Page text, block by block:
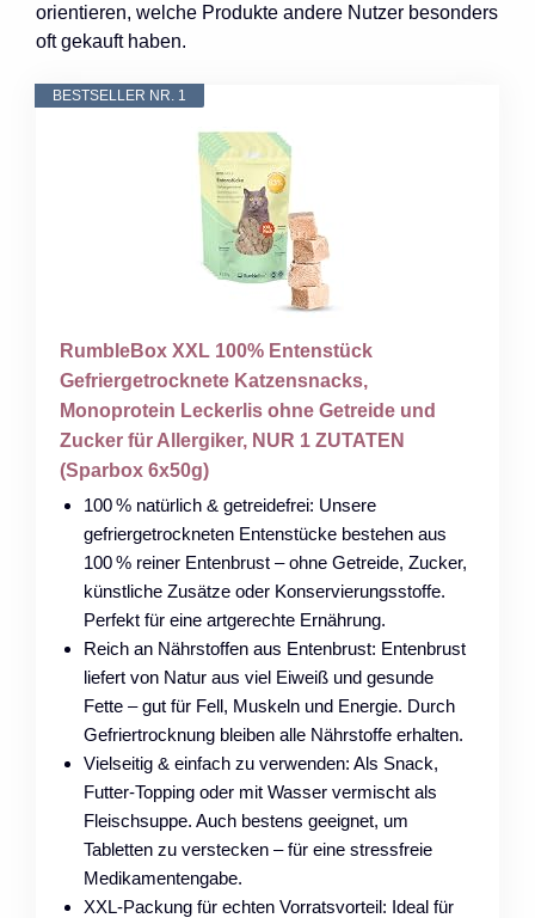
orientieren, welche Produkte andere Nutzer besonders
oft gekauft haben.
BESTSELLER NR. 1
RumbleBox XXL 100% Entenstück
Gefriergetrocknete Katzensnacks,
Monoprotein Leckerlis ohne Getreide und
Zucker für Allergiker, NUR 1 ZUTATEN
(Sparbox 6x50g)
100 % natürlich & getreidefrei: Unsere
gefriergetrockneten Entenstücke bestehen aus
100 % reiner Entenbrust – ohne Getreide, Zucker,
künstliche Zusätze oder Konservierungsstoffe.
Perfekt für eine artgerechte Ernährung.
Reich an Nährstoffen aus Entenbrust: Entenbrust
liefert von Natur aus viel Eiweiß und gesunde
Fette – gut für Fell, Muskeln und Energie. Durch
Gefriertrocknung bleiben alle Nährstoffe erhalten.
Vielseitig & einfach zu verwenden: Als Snack,
Futter-Topping oder mit Wasser vermischt als
Fleischsuppe. Auch bestens geeignet, um
Tabletten zu verstecken – für eine stressfreie
Medikamentengabe.
XXL-Packung für echten Vorratsvorteil: Ideal für